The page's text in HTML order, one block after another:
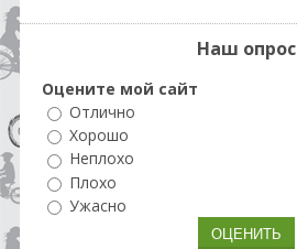
Наш опрос
Оцените мой сайт
Отлично
Хорошо
Неплохо
Плохо
Ужасно